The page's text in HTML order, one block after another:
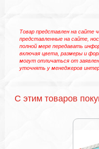
Товар представлен на сайте
представленные на сайте,
полной мере передавать
включая цвета, размеры и
могут отличаться от
уточнять у менеджеров
С этим товаров